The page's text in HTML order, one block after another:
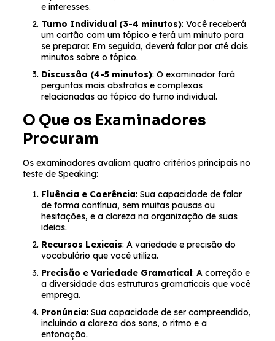
e interesses.
Turno Individual (3-4 minutos): Você receberá
um cartão com um tópico e terá um minuto para
se preparar. Em seguida, deverá falar por até dois
minutos sobre o tópico.
Discussão (4-5 minutos): O examinador fará
perguntas mais abstratas e complexas
relacionadas ao tópico do turno individual.
O Que os Examinadores
Procuram
Os examinadores avaliam quatro critérios principais no
teste de Speaking:
Fluência e Coerência: Sua capacidade de falar
de forma contínua, sem muitas pausas ou
hesitações, e a clareza na organização de suas
ideias.
Recursos Lexicais: A variedade e precisão do
vocabulário que você utiliza.
Precisão e Variedade Gramatical: A correção e
a diversidade das estruturas gramaticais que você
emprega.
Pronúncia: Sua capacidade de ser compreendido,
incluindo a clareza dos sons, o ritmo e a
entonação.